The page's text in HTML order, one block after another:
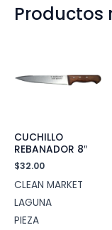
Productos
CUCHILLO
REBANADOR 8″
$32.00
CLEAN MARKET
LAGUNA
PIEZA